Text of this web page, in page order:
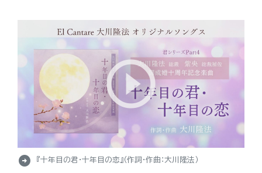
arrow_circle_right 『十年目の君・十年目の恋』（作詞・作曲：大川隆法）